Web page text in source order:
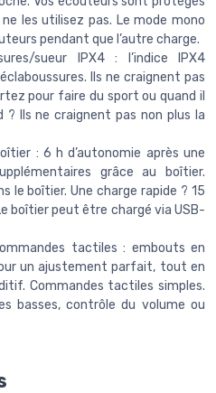
les utilisez pas. Le mode mono
pendant que l’autre charge.
sueur IPX4 : l’indice IPX4
Ils ne craignent pas
pour faire du sport ou quand il
Ils ne craignent pas non plus la
: 6 h d’autonomie après une
grâce au boîtier.
le boîtier. Une charge rapide ? 15
boîtier peut être chargé via USB-
tactiles : embouts en
un ajustement parfait, tout en
Commandes tactiles simples.
basses, contrôle du volume ou